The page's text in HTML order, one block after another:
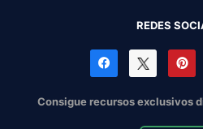
REDES
Consigue recursos exclusivos